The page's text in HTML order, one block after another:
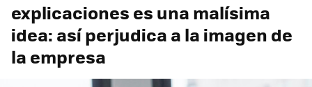
explicaciones es una malísima
idea: así perjudica a la imagen de
la empresa